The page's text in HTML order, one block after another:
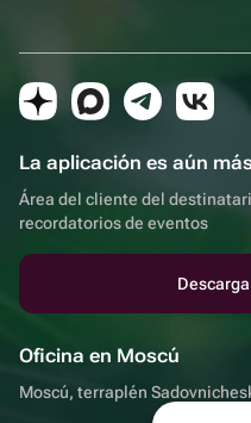
La aplicación es aún
Área del cliente del
recordatorios de eventos
Oficina en Moscú
Moscú, terraplén